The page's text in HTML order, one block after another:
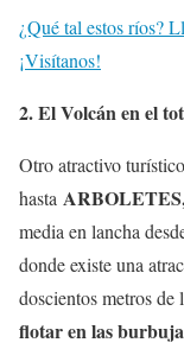
¿Qué tal estos ríos?
¡Visítanos!
2. El Volcán en el
Otro atractivo
hasta
media en lancha
donde existe una
doscientos metros de
flotar en las